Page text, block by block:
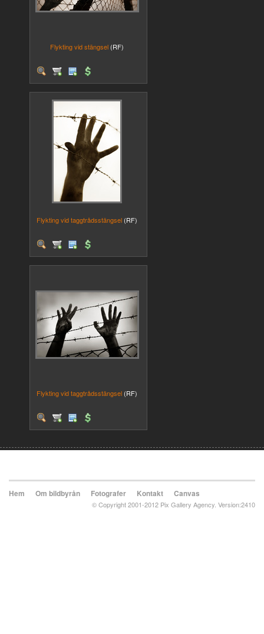
Flykting vid stängsel (RF)
Flykting vid taggtrådsstängsel (RF)
Flykting vid taggtrådsstängsel (RF)
Hem Om bildbyrån Fotografer Kontakt Canvas
© Copyright 2001-2012 Pix Gallery Agency. Version:2410